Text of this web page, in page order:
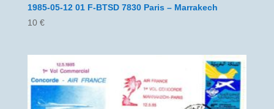
1985-05-12 01 F-BTSD 7830 Paris – Marrakech
10 €